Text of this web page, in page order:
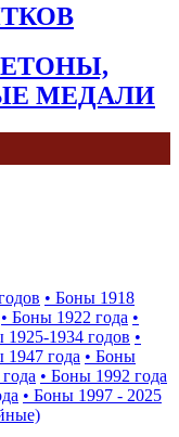
МЕДАЛИ
• Боны 1918
• Боны 1922 года •
1925-1934 годов •
1947 года • Боны
• Боны 1992 года
• Боны 1997 - 2025